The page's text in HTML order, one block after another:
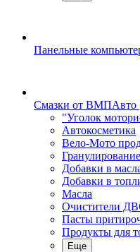
Панельные
Смазки от ВМПАвто
"Уголок
Автокосметика
Вело-Мото
Гранулирование
Добавки в
Добавки в
Масла
Очистители
Пасты
Продукты для
Еще